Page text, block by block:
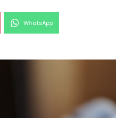
Share
WhatsApp